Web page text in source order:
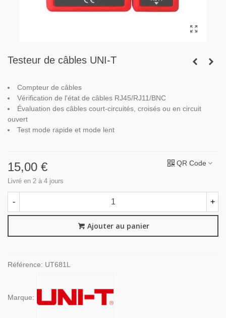
Testeur de câbles UNI-T
Compteur de câbles
Vérification de l'état de câbles RJ45/RJ11/BNC
Évaluation des câbles court-circuités, croisés ou en circuit
ouvert
Test mode rapide et mode lent
15,00 €
Livré en 2 à 4 jours
QR Code
- +
Ajouter au panier
Référence: UT681L
Marque: